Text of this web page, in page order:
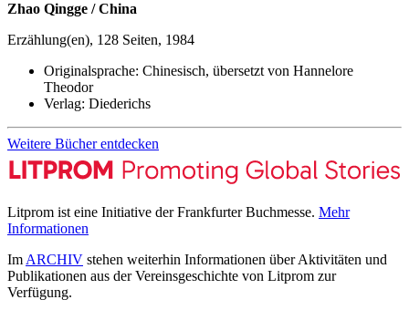
Zhao Qingge / China
Erzählung(en), 128 Seiten, 1984
Originalsprache: Chinesisch, übersetzt von Hannelore
Theodor
Verlag: Diederichs
Weitere Bücher entdecken
Litprom ist eine Initiative der Frankfurter Buchmesse. Mehr
Informationen
Im ARCHIV stehen weiterhin Informationen über Aktivitäten und
Publikationen aus der Vereinsgeschichte von Litprom zur
Verfügung.